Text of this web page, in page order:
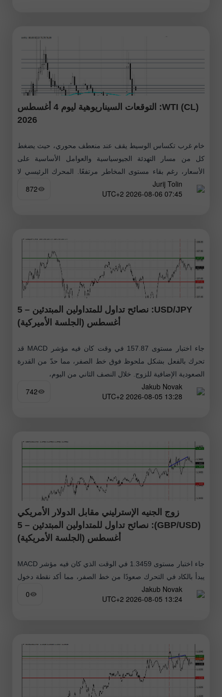
WTI (CL): التوقعات السيناريوهية ليوم 4 أغسطس
2026
خام غرب تكساس الوسيط يقف عند منعطف محوري، حيث يضغط
كل من مسار التهدئة الجيوسياسية والعوامل الأساسية على
الأسعار، رغم بقاء مستوى المخاطر مرتفعًا. المحرك الرئيسي لا
يزال الوضع المتعلق
Jurij Tolin
07:45 2026-08-06 UTC+2
872
USD/JPY: نصائح تداول للمتداولين المبتدئين – 5
أغسطس (الجلسة الأميركية)
جاء اختبار مستوى 157.87 في وقت كان فيه مؤشر MACD قد
تحرك بالفعل بشكل ملحوظ فوق خط الصفر، مما حدّ من القدرة
الصعودية الإضافية للزوج. خلال النصف الثاني من اليوم،
Jakub Novak
13:28 2026-08-05 UTC+2
742
زوج الجنيه الإسترليني مقابل الدولار الأمريكي
(GBP/USD): نصائح تداول للمتداولين المبتدئين – 5
أغسطس (الجلسة الأمريكية)
جاء اختبار مستوى 1.3459 في الوقت الذي كان فيه مؤشر MACD
يبدأ بالكاد في التحرك صعودًا من خط الصفر، مما أكد نقطة دخول
صحيحة للصفقات الطويلة (الشراء). ونتيجة لذلك، تقدم
Jakub Novak
13:24 2026-08-05 UTC+2
0